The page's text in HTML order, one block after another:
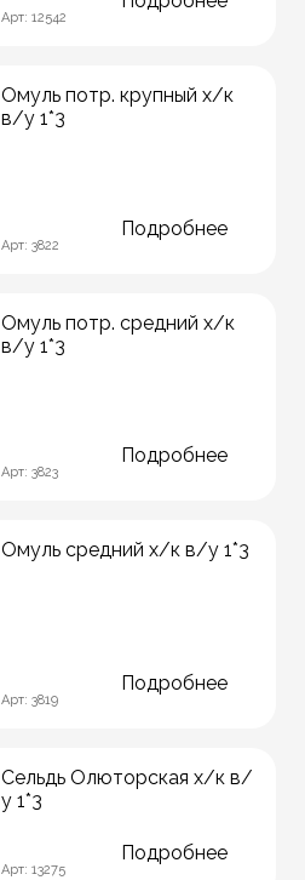
Арт: 12542
Омуль потр. крупный х/к
в/у 1*3
Арт: 3822
Подробнее
Омуль потр. средний х/к
в/у 1*3
Арт: 3823
Подробнее
Омуль средний х/к в/у 1*3
Арт: 3819
Подробнее
Сельдь Олюторская х/к в/
у 1*3
Арт: 13275
Подробнее